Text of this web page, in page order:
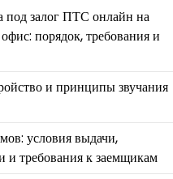
под залог ПТС онлайн на
порядок, требования и
и принципы звучания
условия выдачи,
и требования к заемщикам